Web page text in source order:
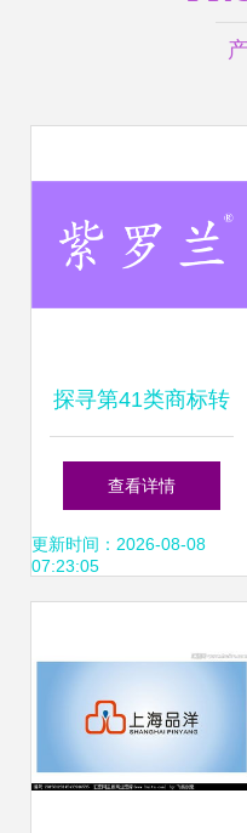
探寻第41类商标转
让机遇 助力教育与
娱乐产业升级
查看详情
更新时间：2026-08-08
07:23:05